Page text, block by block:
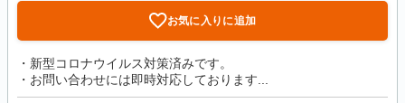
お気に入りに追加
・新型コロナウイルス対策済みです。
・お問い合わせには即時対応しております...